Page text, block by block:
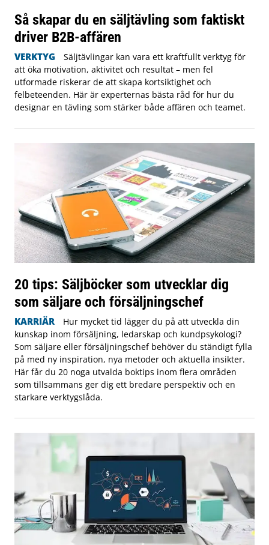
Så skapar du en säljtävling som faktiskt
driver B2B-affären
VERKTYG
Säljtävlingar kan vara ett kraftfullt verktyg för
att öka motivation, aktivitet och resultat – men fel
utformade riskerar de att skapa kortsiktighet och
felbeteenden. Här är experternas bästa råd för hur du
designar en tävling som stärker både affären och teamet.
20 tips: Säljböcker som utvecklar dig
som säljare och försäljningschef
KARRIÄR
Hur mycket tid lägger du på att utveckla din
kunskap inom försäljning, ledarskap och kundpsykologi?
Som säljare eller försäljningschef behöver du ständigt fylla
på med ny inspiration, nya metoder och aktuella insikter.
Här får du 20 noga utvalda boktips inom flera områden
som tillsammans ger dig ett bredare perspektiv och en
starkare verktygslåda.